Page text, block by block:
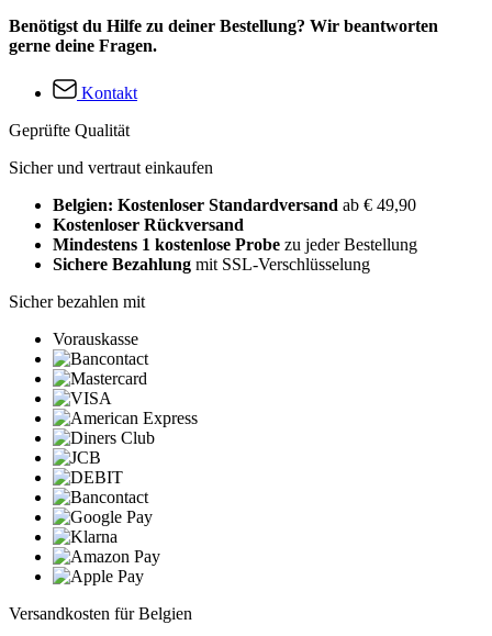
Benötigst du Hilfe zu deiner Bestellung? Wir beantworten
gerne deine Fragen.
Kontakt
Geprüfte Qualität
Sicher und vertraut einkaufen
Belgien: Kostenloser Standardversand ab € 49,90
Kostenloser Rückversand
Mindestens 1 kostenlose Probe zu jeder Bestellung
Sichere Bezahlung mit SSL-Verschlüsselung
Sicher bezahlen mit
Vorauskasse
Versandkosten für Belgien